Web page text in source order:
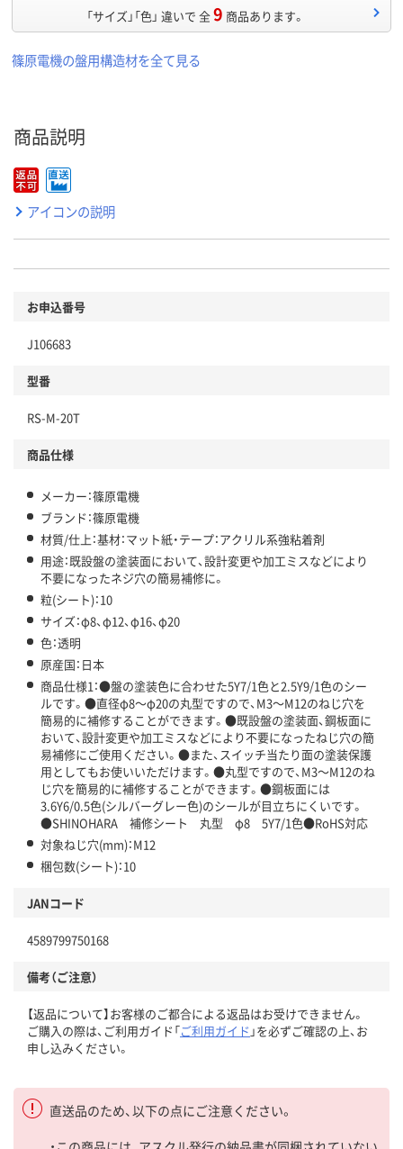
「サイズ」「色」 違いで 全9 商品あります。
篠原電機の盤用構造材を全て見る
商品説明
アイコンの説明
お申込番号
J106683
型番
RS-M-20T
商品仕様
メーカー：篠原電機
ブランド：篠原電機
材質/仕上：基材：マット紙・テープ：アクリル系強粘着剤
用途：既設盤の塗装面において、設計変更や加工ミスなどにより
不要になったネジ穴の簡易補修に。
粒(シート)：10
サイズ：φ8、φ12、φ16、φ20
色：透明
原産国：日本
商品仕様1：●盤の塗装色に合わせた5Y7/1色と2.5Y9/1色のシー
ルです。●直径φ8～φ20の丸型ですので、M3～M12のねじ穴を
簡易的に補修することができます。●既設盤の塗装面、鋼板面に
おいて、設計変更や加工ミスなどにより不要になったねじ穴の簡
易補修にご使用ください。●また、スイッチ当たり面の塗装保護
用としてもお使いいただけます。●丸型ですので、M3～M12のね
じ穴を簡易的に補修することができます。●鋼板面には
3.6Y6/0.5色(シルバーグレー色)のシールが目立ちにくいです。
●SHINOHARA 補修シート 丸型 φ8 5Y7/1色●RoHS対応
対象ねじ穴(mm)：M12
梱包数(シート)：10
JANコード
4589799750168
備考（ご注意）
【返品について】お客様のご都合による返品はお受けできません。
ご購入の際は、ご利用ガイド「ご利用ガイド 」を必ずご確認の上、お
申し込みください。
直送品のため、以下の点にご注意ください。